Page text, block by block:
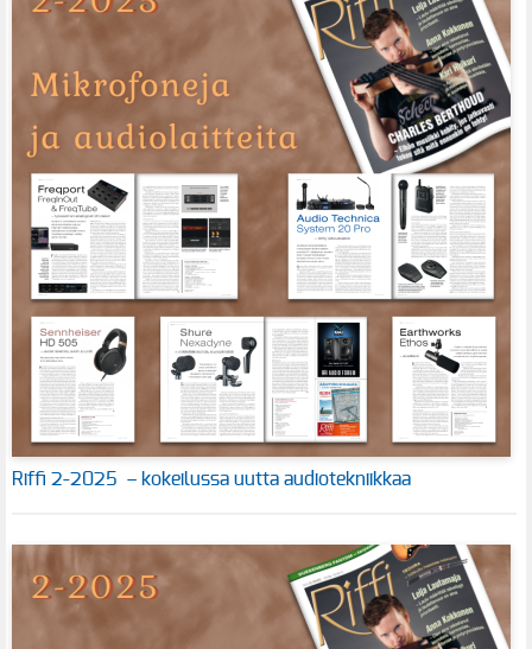
Riffi 2-2025 – kokeilussa uutta audiotekniikkaa